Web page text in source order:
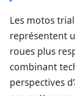
Les motos
représentent
roues plus
combinant
perspectives